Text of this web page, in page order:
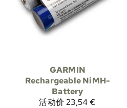
GARMIN
Rechargeable NiMH-
Battery
活动价 23,54 €